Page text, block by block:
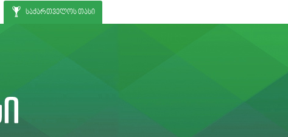
საქართველოს თასი